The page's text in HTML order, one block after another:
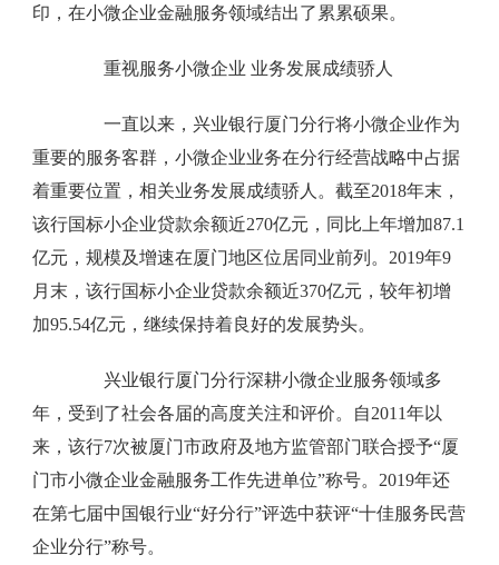
印，在小微企业金融服务领域结出了累累硕果。
重视服务小微企业 业务发展成绩骄人
一直以来，兴业银行厦门分行将小微企业作为
重要的服务客群，小微企业业务在分行经营战略中占据
着重要位置，相关业务发展成绩骄人。截至2018年末，
该行国标小企业贷款余额近270亿元，同比上年增加87.1
亿元，规模及增速在厦门地区位居同业前列。2019年9
月末，该行国标小企业贷款余额近370亿元，较年初增
加95.54亿元，继续保持着良好的发展势头。
兴业银行厦门分行深耕小微企业服务领域多
年，受到了社会各届的高度关注和评价。自2011年以
来，该行7次被厦门市政府及地方监管部门联合授予“厦
门市小微企业金融服务工作先进单位”称号。2019年还
在第七届中国银行业“好分行”评选中获评“十佳服务民营
企业分行”称号。